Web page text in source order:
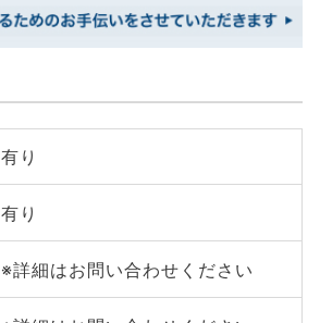
有り
有り
※詳細はお問い合わせください